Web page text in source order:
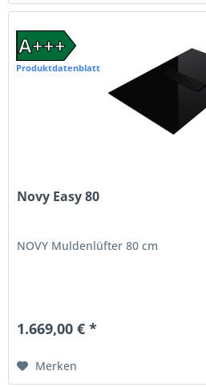
A+++
Produktdatenblatt
Novy Easy 80
NOVY Muldenlüfter 80 cm
1.669,00 € *
Merken